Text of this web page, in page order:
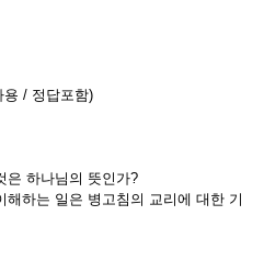
용 / 정답포함)
은 하나님의 뜻인가?
하는 일은 병고침의 교리에 대한 기